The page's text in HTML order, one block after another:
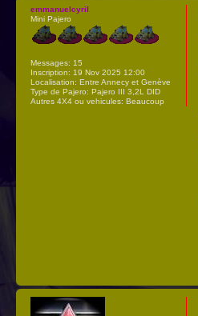
emmanuelcyril
Mini Pajero
Messages: 15
Inscription: 19 Nov 2025 12:00
Localisation: Entre Annecy et Genève
Type de Pajero: Pajero III 3,2L DID
Autres 4X4 ou vehicules: Beaucoup